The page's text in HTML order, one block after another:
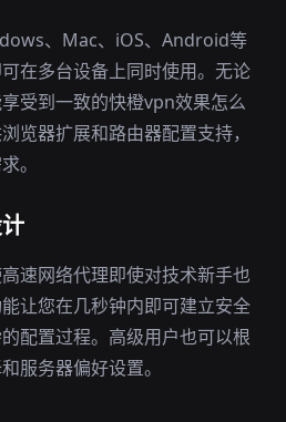
、Mac、iOS、Android等
在多台设备上同时使用。无论
受到一致的快橙vpn效果怎么
览器扩展和路由器配置支持，
。
速网络代理即使对技术新手也
让您在几秒钟内即可建立安全
配置过程。高级用户也可以根
服务器偏好设置。